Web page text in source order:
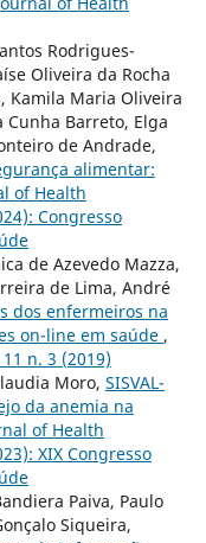
Rodrigues-
Oliveira da Rocha
Kamila Maria Oliveira
Cunha Barreto, Elga
de Andrade,
alimentar:
of Health
Congresso
de Azevedo Mazza,
de Lima, André
dos enfermeiros na
on-line em saúde ,
n. 3 (2019)
Moro, SISVAL-
da anemia na
of Health
XIX Congresso
Paiva, Paulo
Siqueira,